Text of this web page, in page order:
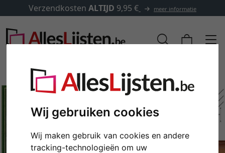
Wij gebruiken cookies
Wij maken gebruik van cookies en andere
tracking-technologieën om uw
Verzendkosten ALTIJD 9,95 € meer informatie